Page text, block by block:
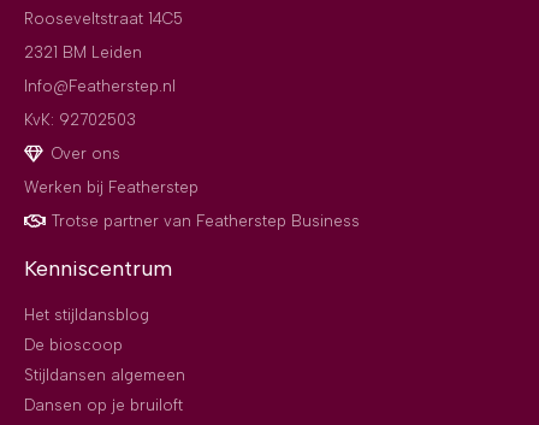
Rooseveltstraat 14C5
2321 BM Leiden
Info@Featherstep.nl
KvK: 92702503
Over ons
Werken bij Featherstep
Trotse partner van Featherstep Business
Kenniscentrum
Het stijldansblog
De bioscoop
Stijldansen algemeen
Dansen op je bruiloft